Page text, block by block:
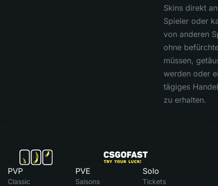
Skins direkt
Spieler oder
von anderen
ohne
müssen,
werden oder
tägiges
zu erhalten.
PVP
Classic
PVE
Saisons
Solo
Tickets